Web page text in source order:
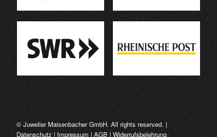
© Juwelier Maisenbacher GmbH. All rights reserved. |
Datenschutz | Impressum | AGB | Widerrufsbelehrung